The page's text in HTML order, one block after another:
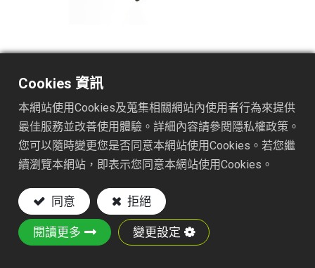
TS154-T1411
DESC. :
ONE-PIECE TROWEL
Material: 1.0mm Iron plate
Black epoxy coated finish
SIZE: 1.0(T)x271(L)mm
Cookies 資訊
本網站使用Cookies及蒐集相關網站內使用者行為來提供
最佳服務並改善使用體驗。詳細內容請參閱隱私權政策。
您可以隨時變更您是否同意本網站使用Cookies。若您繼
續瀏覽本網站，即表示您同意本網站使用Cookies。
同意 拒絕
閱讀更多 變更設定